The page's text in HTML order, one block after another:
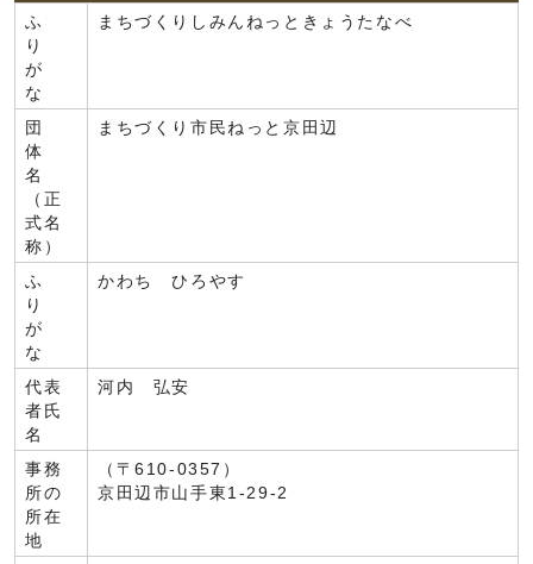
ふ
り
が
な
まちづくりしみんねっときょうたなべ
団
体
名
（正
式名
称）
まちづくり市民ねっと京田辺
ふ
り
が
な
かわち ひろやす
代表
者氏
名
河内 弘安
事務
所の
所在
地
（〒610-0357）
京田辺市山手東1-29-2